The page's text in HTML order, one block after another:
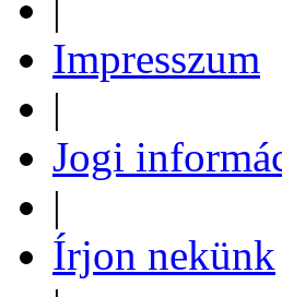
|
Impresszum
|
Jogi
|
Írjon nekünk